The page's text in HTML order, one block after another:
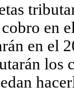
en
en el
los